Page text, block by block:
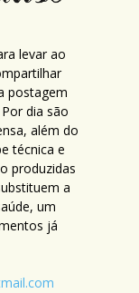
levar ao
postagem
dia são
além do
técnica e
produzidas
a
um
já